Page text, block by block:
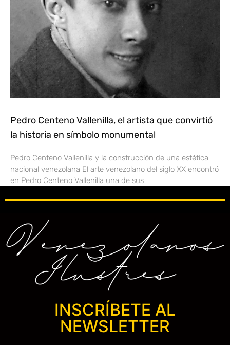
Pedro Centeno Vallenilla, el artista que convirtió
la historia en símbolo monumental
Pedro Centeno Vallenilla y la construcción de una estética
nacional venezolana El arte venezolano del siglo XX encontró
en Pedro Centeno Vallenilla una de sus
INSCRÍBETE AL
NEWSLETTER